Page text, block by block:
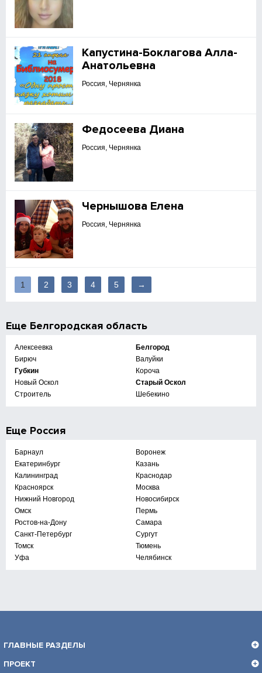
Капустина-Боклагова Алла-
Анатольевна
Россия, Чернянка
Федосеева Диана
Россия, Чернянка
Чернышова Елена
Россия, Чернянка
1 2 3 4 5 →
Еще Белгородская область
Алексеевка
Белгород
Бирюч
Валуйки
Губкин
Короча
Новый Оскол
Старый Оскол
Строитель
Шебекино
Еще Россия
Барнаул
Воронеж
Екатеринбург
Казань
Калининград
Краснодар
Красноярск
Москва
Нижний Новгород
Новосибирск
Омск
Пермь
Ростов-на-Дону
Самара
Санкт-Петербург
Сургут
Томск
Тюмень
Уфа
Челябинск
ГЛАВНЫЕ РАЗДЕЛЫ
ПРОЕКТ